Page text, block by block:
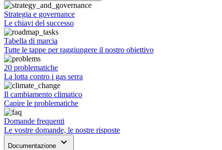
Strategia e governance
Le chiavi del successo
Tabella di marcia
Tutte le tappe per raggiungere il nostro obiettivo
20 problematiche
La lotta contro i gas serra
Il cambiamento climatico
Capire le problematiche
Domande frequenti
Le vostre domande, le nostre risposte
Documentazione keyboard_arrow_down